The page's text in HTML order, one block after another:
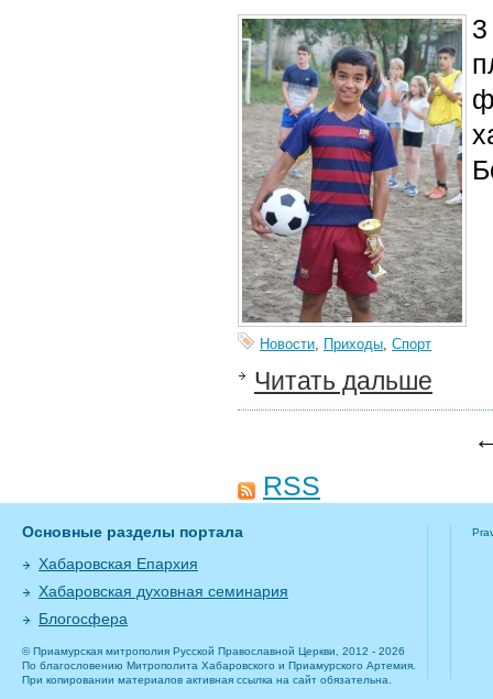
Новости, Приходы, Спорт
Читать дальше
RSS
Основные разделы портала
Хабаровская Епархия
Хабаровская духовная семинария
Блогосфера
© Приамурская митрополия Русской Православной Церкви, 2012 - 2026
По благословению Митрополита Хабаровского и Приамурского Артемия.
При копировании материалов активная ссылка на сайт обязательна.